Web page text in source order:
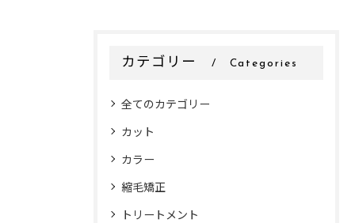
カテゴリー Categories
全てのカテゴリー
カット
カラー
縮毛矯正
トリートメント